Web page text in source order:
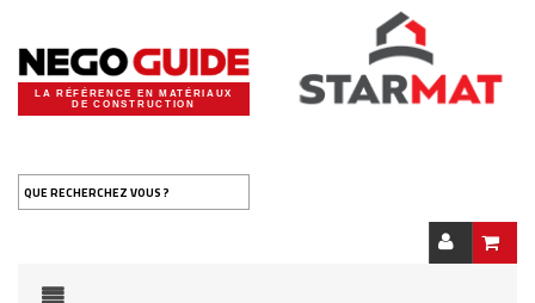
LA RÉFÉRENCE EN MATÉRIAUX
DE CONSTRUCTION
QUE RECHERCHEZ VOUS ?